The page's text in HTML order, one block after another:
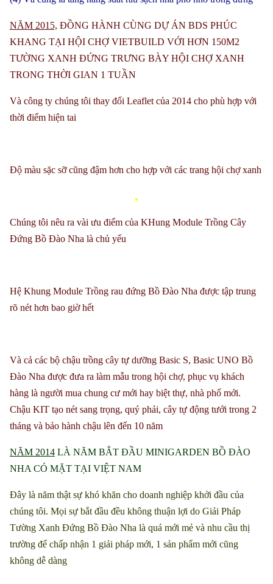
NĂM 2015, ĐỒNG HÀNH CÙNG DỰ ÁN BDS PHÚC
KHANG TẠI HỘI CHỢ VIETBUILD VỚI HƠN 150M2
TƯỜNG XANH ĐỨNG TRƯNG BÀY HỘI CHỢ XANH
TRONG THỜI GIAN 1 TUẦN
Và công ty chúng tôi thay đổi Leaflet của 2014 cho phù hợp với
thời điểm hiện tai
Độ màu sặc sỡ cũng đậm hơn cho hợp với các trang hội chợ xanh
Chúng tôi nêu ra vài ưu điểm của KHung Module Trồng Cây
Đứng Bồ Đào Nha là chủ yếu
Hệ Khung Module Trồng rau đứng Bồ Đào Nha được tập trung
rõ nét hơn bao giờ hết
Và cả các bộ chậu trồng cây tự dưỡng Basic S, Basic UNO Bồ
Đào Nha được đưa ra làm mẫu trong hội chợ, phục vụ khách
hàng là người mua chung cư mới hay biệt thự, nhà phố mới.
Chậu KIT tạo nét sang trọng, quý phải, cây tự động tưới trong 2
tháng và bảo hành chậu lên đến 10 năm
NĂM 2014 LÀ NĂM BẮT ĐẦU MINIGARDEN BỒ ĐÀO
NHA CÓ MẶT TẠI VIỆT NAM
Đây là năm thật sự khó khăn cho doanh nghiệp khởi đầu của
chúng tôi. Mọi sự bắt đầu đều không thuận lợi do Giải Pháp
Tường Xanh Đứng Bồ Đào Nha là quá mới mẻ và nhu cầu thị
trường để chấp nhận 1 giải pháp mới, 1 sản phẩm mới cũng
không dễ dàng